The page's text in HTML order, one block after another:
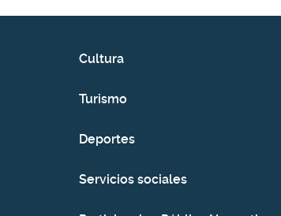
Cultura
Turismo
Deportes
Servicios sociales